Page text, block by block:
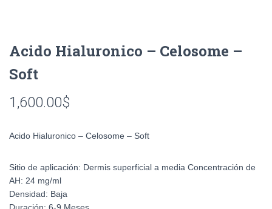
Acido Hialuronico – Celosome –
Soft
1,600.00$
Acido Hialuronico – Celosome – Soft
Sitio de aplicación: Dermis superficial a media Concentración de
AH: 24 mg/ml
Densidad: Baja